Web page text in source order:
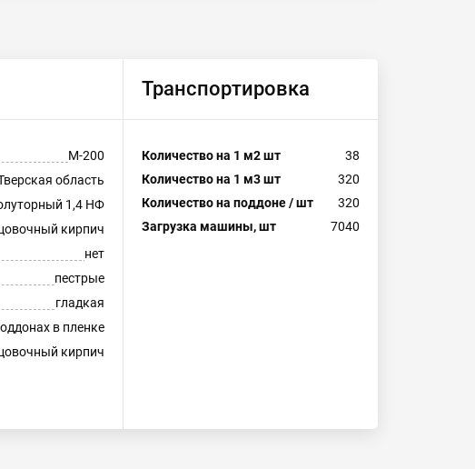
М-200
область
1,4 НФ
кирпич
нет
пестрые
гладкая
в пленке
кирпич
Транспортировка
Количество на 1 м2 шт
38
Количество на 1 м3 шт
320
Количество на поддоне / шт
320
Загрузка машины, шт
7040